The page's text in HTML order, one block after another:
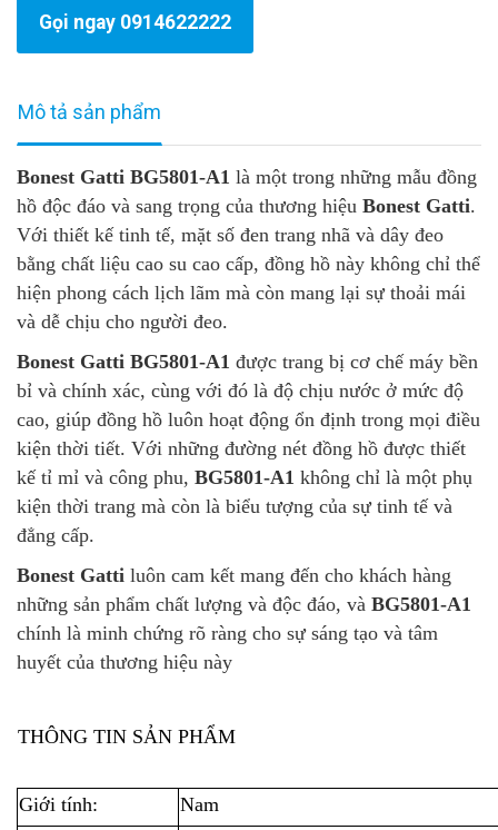
Gọi ngay 0914622222
Mô tả sản phẩm
Bonest Gatti BG5801-A1 là một trong những mẫu đồng
hồ độc đáo và sang trọng của thương hiệu Bonest Gatti.
Với thiết kế tinh tế, mặt số đen trang nhã và dây đeo
bằng chất liệu cao su cao cấp, đồng hồ này không chỉ thể
hiện phong cách lịch lãm mà còn mang lại sự thoải mái
và dễ chịu cho người đeo.
Bonest Gatti BG5801-A1 được trang bị cơ chế máy bền
bỉ và chính xác, cùng với đó là độ chịu nước ở mức độ
cao, giúp đồng hồ luôn hoạt động ổn định trong mọi điều
kiện thời tiết. Với những đường nét đồng hồ được thiết
kế tỉ mỉ và công phu, BG5801-A1 không chỉ là một phụ
kiện thời trang mà còn là biểu tượng của sự tinh tế và
đẳng cấp.
Bonest Gatti luôn cam kết mang đến cho khách hàng
những sản phẩm chất lượng và độc đáo, và BG5801-A1
chính là minh chứng rõ ràng cho sự sáng tạo và tâm
huyết của thương hiệu này
THÔNG TIN SẢN PHẨM
Giới tính:
Nam